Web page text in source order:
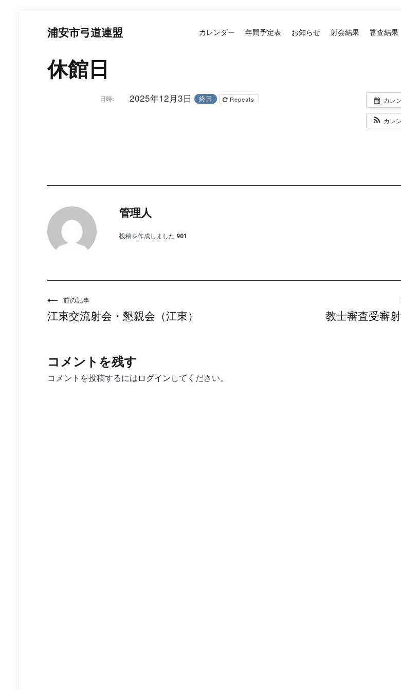
浦安市弓道連盟 カレンダー 年間予定表 お知らせ 射会結果 審査結果
休館日
カレ
カレ
日時: 2025年12月3日 終日 Repeats
管理人
投稿を作成しました 901
投
稿
ビ
ゲ
前の記事
江東交流射会・懇親会（江東） 教士審査受審
コメントを残す
コメントを投稿するには ログイン してください。